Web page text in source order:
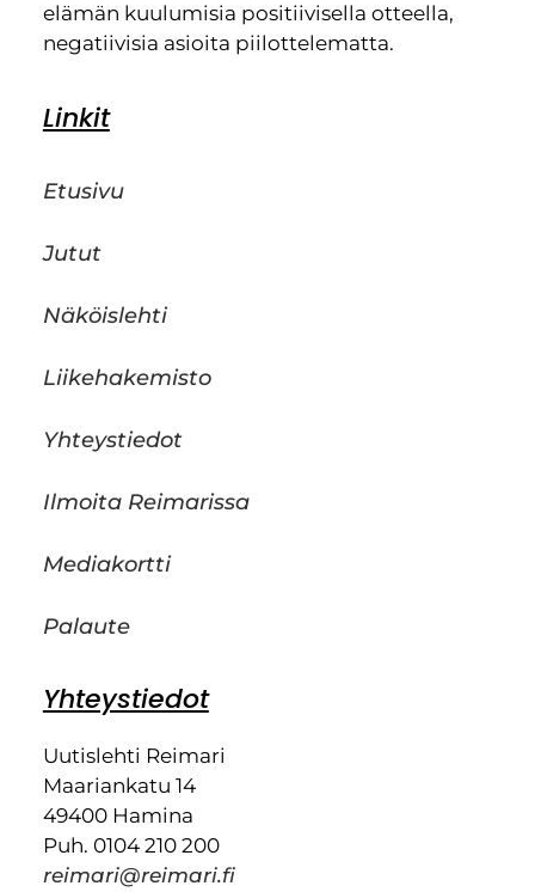
elämän kuulumisia positiivisella otteella,
negatiivisia asioita piilottelematta.
Linkit
Etusivu
Jutut
Näköislehti
Liikehakemisto
Yhteystiedot
Ilmoita Reimarissa
Mediakortti
Palaute
Yhteystiedot
Uutislehti Reimari
Maariankatu 14
49400 Hamina
Puh. 0104 210 200
reimari@reimari.fi